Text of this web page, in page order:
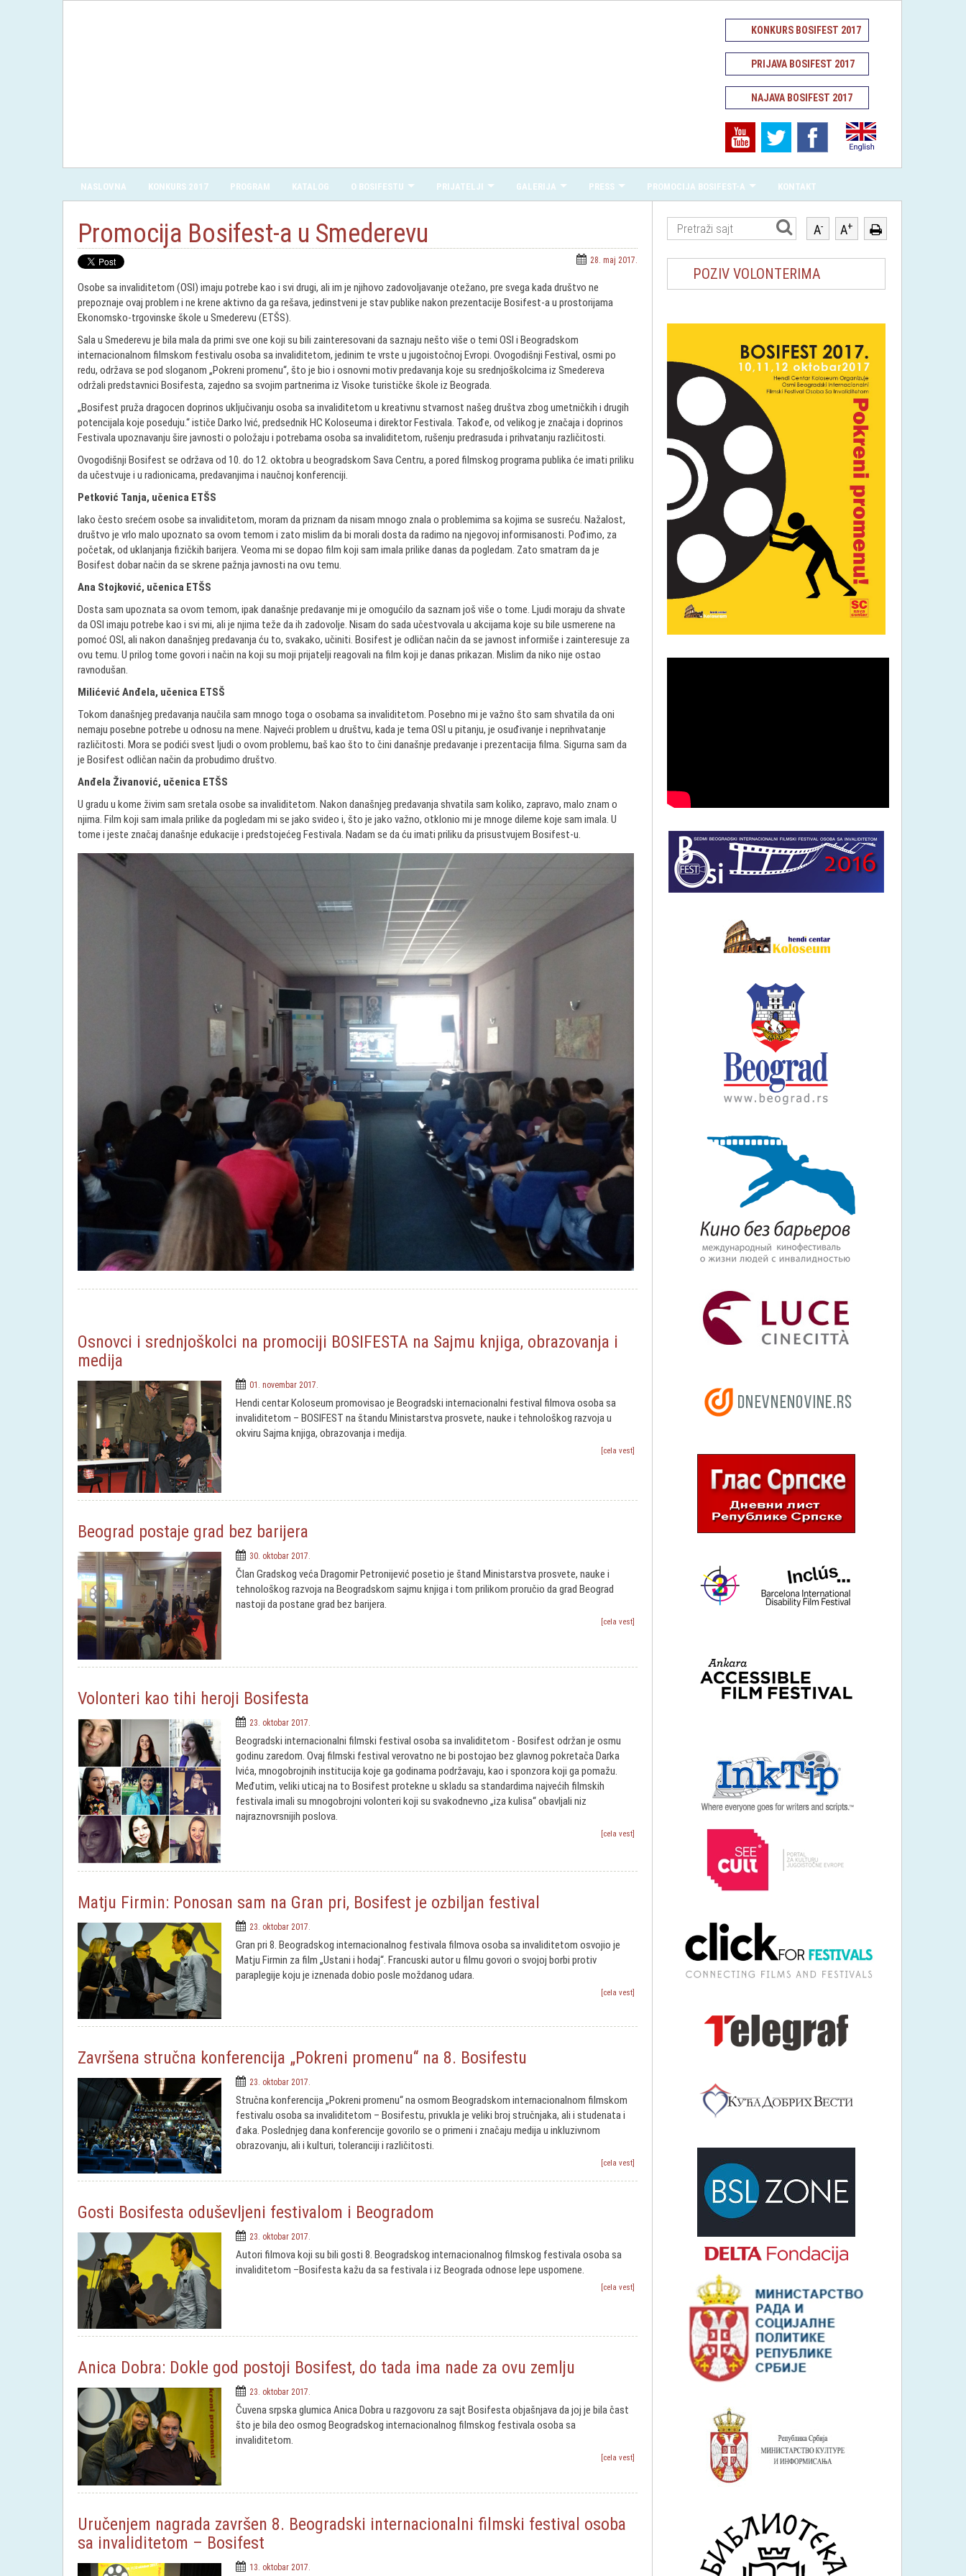
KONKURS BOSIFEST 2017
PRIJAVA BOSIFEST 2017
NAJAVA BOSIFEST 2017
NASLOVNA KONKURS 2017 PROGRAM KATALOG O BOSIFESTU PRIJATELJI GALERIJA PRESS PROMOCIJA BOSIFEST-A KONTAKT
Promocija Bosifest-a u Smederevu
28. maj 2017.
Osobe sa invaliditetom (OSI) imaju potrebe kao i svi drugi, ali im je njihovo zadovoljavanje otežano, pre svega kada društvo ne
prepoznaje ovaj problem i ne krene aktivno da ga rešava, jedinstveni je stav publike nakon prezentacije Bosifest-a u prostorijama
Ekonomsko-trgovinske škole u Smederevu (ETŠS).
Sala u Smederevu je bila mala da primi sve one koji su bili zainteresovani da saznaju nešto više o temi OSI i Beogradskom
internacionalnom filmskom festivalu osoba sa invaliditetom, jedinim te vrste u jugoistočnoj Evropi. Ovogodišnji Festival, osmi po
redu, održava se pod sloganom „Pokreni promenu“, što je bio i osnovni motiv predavanja koje su srednjoškolcima iz Smedereva
održali predstavnici Bosifesta, zajedno sa svojim partnerima iz Visoke turističke škole iz Beograda.
„Bosifest pruža dragocen doprinos uključivanju osoba sa invaliditetom u kreativnu stvarnost našeg društva zbog umetničkih i drugih
potencijala koje poseduju.“ ističe Darko Ivić, predsednik HC Koloseuma i direktor Festivala. Takođe, od velikog je značaja i doprinos
Festivala upoznavanju šire javnosti o položaju i potrebama osoba sa invaliditetom, rušenju predrasuda i prihvatanju različitosti.
Ovogodišnji Bosifest se održava od 10. do 12. oktobra u beogradskom Sava Centru, a pored filmskog programa publika će imati priliku
da učestvuje i u radionicama, predavanjima i naučnoj konferenciji.
Petković Tanja, učenica ETŠS
Iako često srećem osobe sa invaliditetom, moram da priznam da nisam mnogo znala o problemima sa kojima se susreću. Nažalost,
društvo je vrlo malo upoznato sa ovom temom i zato mislim da bi morali dosta da radimo na njegovoj informisanosti. Pođimo, za
početak, od uklanjanja fizičkih barijera. Veoma mi se dopao film koji sam imala prilike danas da pogledam. Zato smatram da je
Bosifest dobar način da se skrene pažnja javnosti na ovu temu.
Ana Stojković, učenica ETŠS
Dosta sam upoznata sa ovom temom, ipak današnje predavanje mi je omogućilo da saznam još više o tome. Ljudi moraju da shvate
da OSI imaju potrebe kao i svi mi, ali je njima teže da ih zadovolje. Nisam do sada učestvovala u akcijama koje su bile usmerene na
pomoć OSI, ali nakon današnjeg predavanja ću to, svakako, učiniti. Bosifest je odličan način da se javnost informiše i zainteresuje za
ovu temu. U prilog tome govori i način na koji su moji prijatelji reagovali na film koji je danas prikazan. Mislim da niko nije ostao
ravnodušan.
Milićević Anđela, učenica ETSŠ
Tokom današnjeg predavanja naučila sam mnogo toga o osobama sa invaliditetom. Posebno mi je važno što sam shvatila da oni
nemaju posebne potrebe u odnosu na mene. Najveći problem u društvu, kada je tema OSI u pitanju, je osuđivanje i neprihvatanje
različitosti. Mora se podići svest ljudi o ovom problemu, baš kao što to čini današnje predavanje i prezentacija filma. Sigurna sam da
je Bosifest odličan način da probudimo društvo.
Anđela Živanović, učenica ETŠS
U gradu u kome živim sam sretala osobe sa invaliditetom. Nakon današnjeg predavanja shvatila sam koliko, zapravo, malo znam o
njima. Film koji sam imala prilike da pogledam mi se jako svideo i, što je jako važno, otklonio mi je mnoge dileme koje sam imala. U
tome i jeste značaj današnje edukacije i predstojećeg Festivala. Nadam se da ću imati priliku da prisustvujem Bosifest-u.
Osnovci i srednjoškolci na promociji BOSIFESTA na Sajmu knjiga, obrazovanja i
medija
01. novembar 2017.
Hendi centar Koloseum promovisao je Beogradski internacionalni festival filmova osoba sa
invaliditetom – BOSIFEST na štandu Ministarstva prosvete, nauke i tehnološkog razvoja u
okviru Sajma knjiga, obrazovanja i medija.
[cela vest]
Beograd postaje grad bez barijera
30. oktobar 2017.
Član Gradskog veća Dragomir Petronijević posetio je štand Ministarstva prosvete, nauke i
tehnološkog razvoja na Beogradskom sajmu knjiga i tom prilikom proručio da grad Beograd
nastoji da postane grad bez barijera.
[cela vest]
Volonteri kao tihi heroji Bosifesta
23. oktobar 2017.
Beogradski internacionalni filmski festival osoba sa invaliditetom - Bosifest održan je osmu
godinu zaredom. Ovaj filmski festival verovatno ne bi postojao bez glavnog pokretača Darka
Ivića, mnogobrojnih institucija koje ga godinama podržavaju, kao i sponzora koji ga pomažu.
Međutim, veliki uticaj na to Bosifest protekne u skladu sa standardima najvećih filmskih
festivala imali su mnogobrojni volonteri koji su svakodnevno „iza kulisa“ obavljali niz
najraznovrsnijih poslova.
[cela vest]
Matju Firmin: Ponosan sam na Gran pri, Bosifest je ozbiljan festival
23. oktobar 2017.
Gran pri 8. Beogradskog internacionalnog festivala filmova osoba sa invaliditetom osvojio je
Matju Firmin za film „Ustani i hodaj“. Francuski autor u filmu govori o svojoj borbi protiv
paraplegije koju je iznenada dobio posle moždanog udara.
[cela vest]
Završena stručna konferencija „Pokreni promenu“ na 8. Bosifestu
23. oktobar 2017.
Stručna konferencija „Pokreni promenu“ na osmom Beogradskom internacionalnom filmskom
festivalu osoba sa invaliditetom – Bosifestu, privukla je veliki broj stručnjaka, ali i studenata i
đaka. Poslednjeg dana konferencije govorilo se o primeni i značaju medija u inkluzivnom
obrazovanju, ali i kulturi, toleranciji i različitosti.
[cela vest]
Gosti Bosifesta oduševljeni festivalom i Beogradom
23. oktobar 2017.
Autori filmova koji su bili gosti 8. Beogradskog internacionalnog filmskog festivala osoba sa
invaliditetom –Bosifesta kažu da sa festivala i iz Beograda odnose lepe uspomene.
[cela vest]
Anica Dobra: Dokle god postoji Bosifest, do tada ima nade za ovu zemlju
23. oktobar 2017.
Čuvena srpska glumica Anica Dobra u razgovoru za sajt Bosifesta objašnjava da joj je bila čast
što je bila deo osmog Beogradskog internacionalnog filmskog festivala osoba sa
invaliditetom.
[cela vest]
Uručenjem nagrada završen 8. Beogradski internacionalni filmski festival osoba
sa invaliditetom – Bosifest
13. oktobar 2017.
A- A+
POZIV VOLONTERIMA